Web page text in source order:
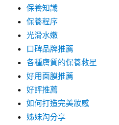
保養知識
保養程序
光滑水嫩
口碑品牌推薦
各種膚質的保養救星
好用面膜推薦
好評推薦
如何打造完美妝感
姊妹淘分享